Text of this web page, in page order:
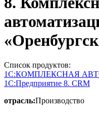
Список продуктов:
1С:КОМПЛЕКСНАЯ
1С:Предприятие 8. CRM
отрасль:Производство